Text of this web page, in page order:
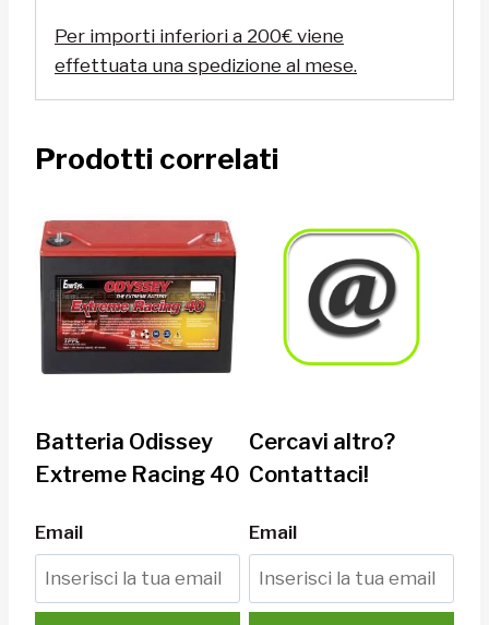
Per importi inferiori a 200€ viene
effettuata una spedizione al mese.
Prodotti correlati
Batteria Odissey
Extreme Racing 40
Email
Cercavi altro?
Contattaci!
Email